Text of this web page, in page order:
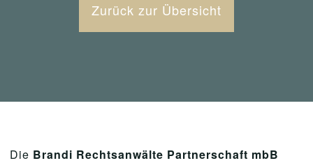
Zurück zur Übersicht
Die Brandi Rechtsanwälte Partnerschaft mbB